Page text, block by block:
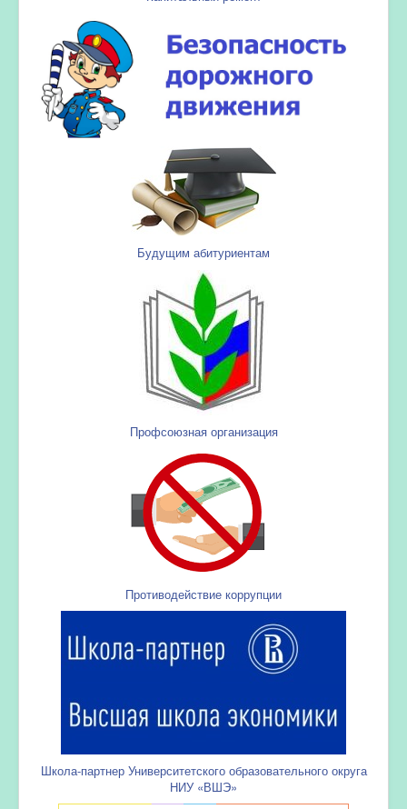
Будущим абитуриентам
Профсоюзная организация
Противодействие коррупции
Школа-партнер Университетского образовательного округа
НИУ «ВШЭ»